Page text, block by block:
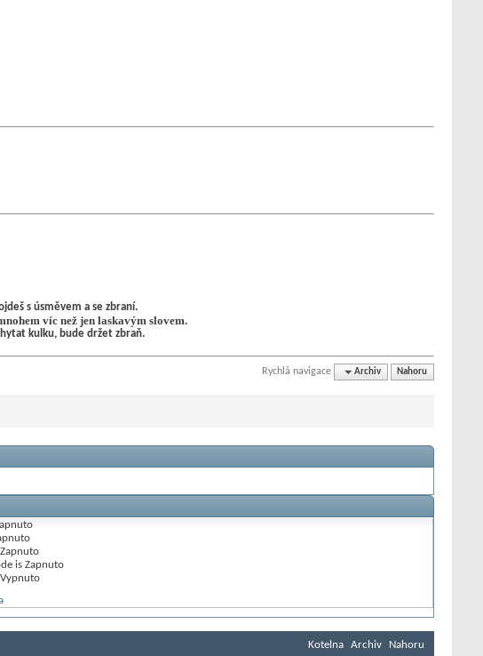
s úsměvem a se zbraní.
víc než jen laskavým slovem.
kulku, bude držet zbraň.
Rychlá navigace Archiv Nahoru
Zapnuto
is Zapnuto
Vypnuto
Kotelna Archiv Nahoru